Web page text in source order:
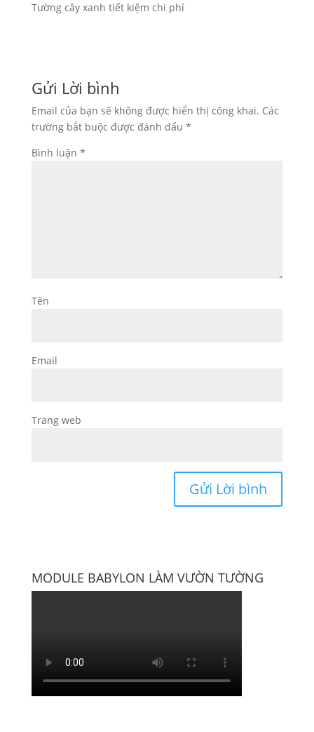
Tường cây xanh tiết kiệm chi phí
Gửi Lời bình
Email của bạn sẽ không được hiển thị công khai. Các
trường bắt buộc được đánh dấu *
Bình luận *
Tên
Email
Trang web
MODULE BABYLON LÀM VƯỜN TƯỜNG